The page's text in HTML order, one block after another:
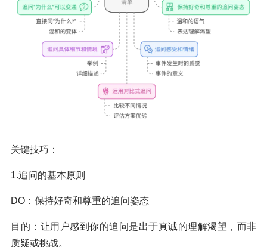
关键技巧：
1.追问的基本原则
DO：保持好奇和尊重的追问姿态
目的：让用户感到你的追问是出于真诚的理解渴望，而非
质疑或挑战。